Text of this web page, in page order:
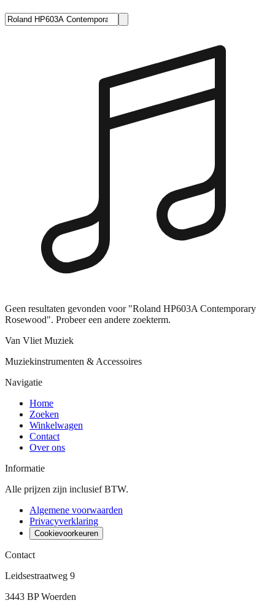
Geen resultaten gevonden voor "Roland HP603A Contemporary
Rosewood". Probeer een andere zoekterm.
Van Vliet Muziek
Muziekinstrumenten & Accessoires
Navigatie
Home
Zoeken
Winkelwagen
Contact
Over ons
Informatie
Alle prijzen zijn inclusief BTW.
Algemene voorwaarden
Privacyverklaring
Cookievoorkeuren
Contact
Leidsestraatweg 9
3443 BP Woerden